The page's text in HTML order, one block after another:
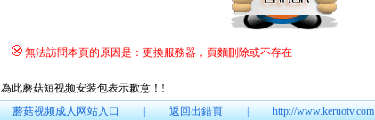
無法訪問本頁的原因是：更換服務器，頁麵刪除或不存在
為此蘑菇短视频安装包表示歉意！ !
蘑菇视频成人网站入口|返回出錯頁|http://www.keruotv.com